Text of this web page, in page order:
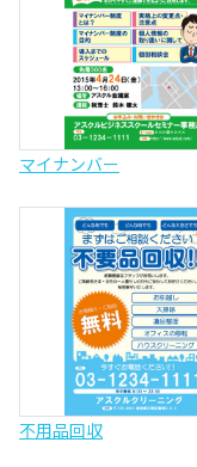
マイナンバー
不用品回収